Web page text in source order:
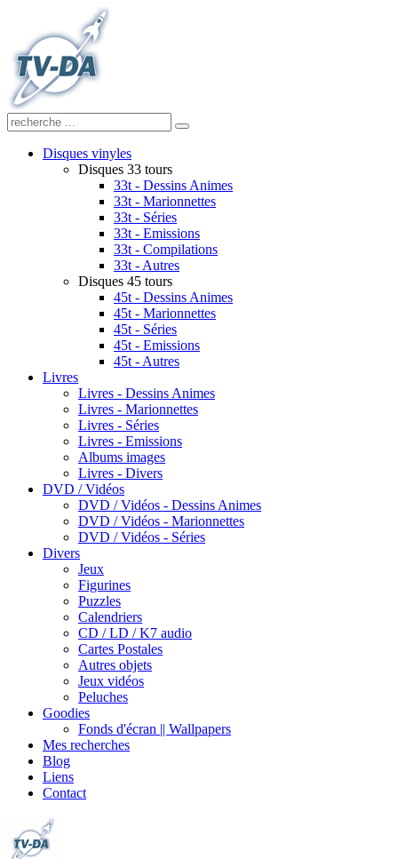
Disques vinyles
Disques 33 tours
33t - Dessins Animes
33t - Marionnettes
33t - Séries
33t - Emissions
33t - Compilations
33t - Autres
Disques 45 tours
45t - Dessins Animes
45t - Marionnettes
45t - Séries
45t - Emissions
45t - Autres
Livres
Livres - Dessins Animes
Livres - Marionnettes
Livres - Séries
Livres - Emissions
Albums images
Livres - Divers
DVD / Vidéos
DVD / Vidéos - Dessins Animes
DVD / Vidéos - Marionnettes
DVD / Vidéos - Séries
Divers
Jeux
Figurines
Puzzles
Calendriers
CD / LD / K7 audio
Cartes Postales
Autres objets
Jeux vidéos
Peluches
Goodies
Fonds d'écran || Wallpapers
Mes recherches
Blog
Liens
Contact